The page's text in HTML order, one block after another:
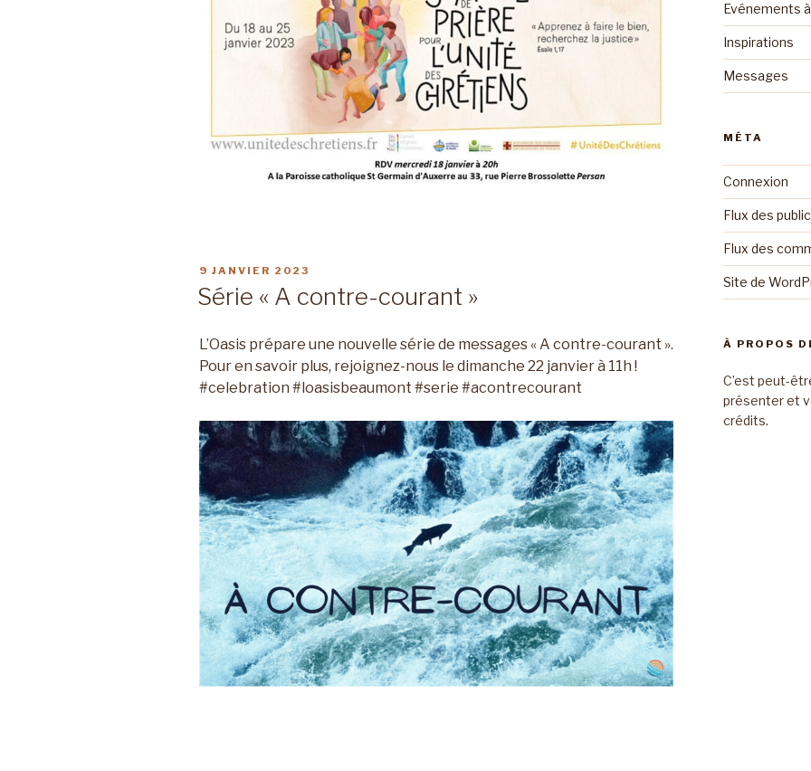
PUBLIÉ
9 JANVIER 2023
Série « A contre-courant »
L’Oasis prépare une nouvelle série de messages « A contre-courant ».
Pour en savoir plus, rejoignez-nous le dimanche 22 janvier à 11h !
#celebration #loasisbeaumont #serie #acontrecourant
Evénements
Inspirations
Messages
MÉTA
Connexion
Flux des
Flux des
Site de
À PROPOS
C’est peut-
présenter et
crédits.